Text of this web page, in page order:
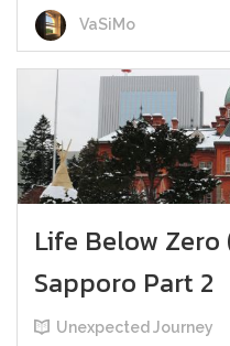
VaSiMo
Life Below Zero
Sapporo Part 2
Unexpected Journey